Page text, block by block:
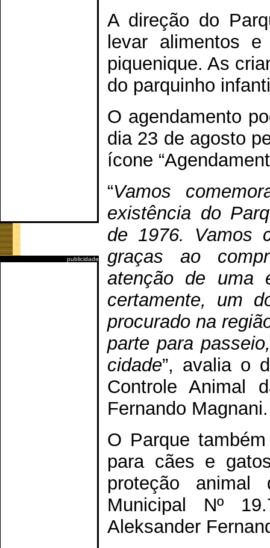
publicidade
A direção do
levar alimentos
piquenique. As
do parquinho
O agendamento
dia 23 de agosto
ícone
“Vamos
existência do
de 1976. Vamos
graças ao
atenção de uma
certamente, um
procurado na
parte para
cidade”, avalia o
Controle Animal
Fernando Magnani.
O Parque
para cães e
proteção
Municipal Nº
Aleksander